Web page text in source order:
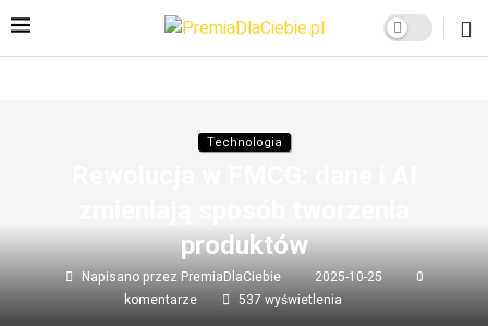
Technologia
produktów
Napisano przez PremiaDlaCiebie 2025-10-25
0
komentarze
537 wyświetlenia